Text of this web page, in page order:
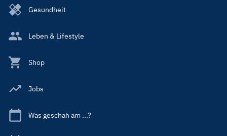
Gesundheit
Leben & Lifestyle
Shop
Jobs
Was geschah am ...?